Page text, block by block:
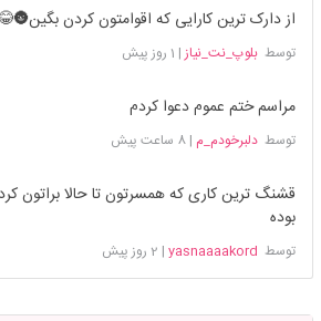
از دارک ترین کارایی که اقوامتون کردن بگین🌚😂
توسطبلوپ_نت_نیاز | 1 روز پیش
مراسم ختم عموم دعوا کردم
توسطدلبرخودم_م |8 ساعت پیش
قشنگ ترین کاری که همسرتون تا حالا براتون
بوده
توسط yasnaaaakord
| 2 روز پیش